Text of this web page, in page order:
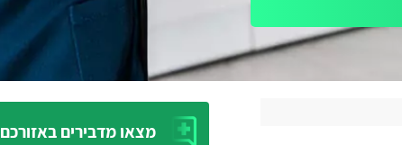
מצאו מדבירים באזורכם